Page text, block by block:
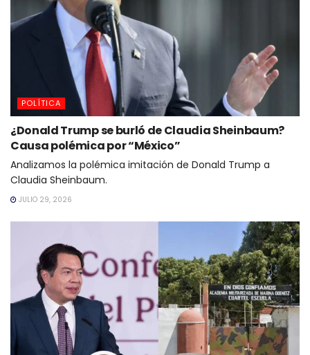
POLÍTICA
¿Donald Trump se burló de Claudia Sheinbaum?
Causa polémica por “México”
Analizamos la polémica imitación de Donald Trump a
Claudia Sheinbaum.
JULIO 29, 2026